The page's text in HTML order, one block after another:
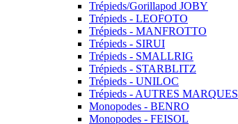
Trépieds/Gorillapod JOBY
Trépieds - LEOFOTO
Trépieds - MANFROTTO
Trépieds - SIRUI
Trépieds - SMALLRIG
Trépieds - STARBLITZ
Trépieds - UNILOC
Trépieds - AUTRES MARQUES
Monopodes - BENRO
Monopodes - FEISOL